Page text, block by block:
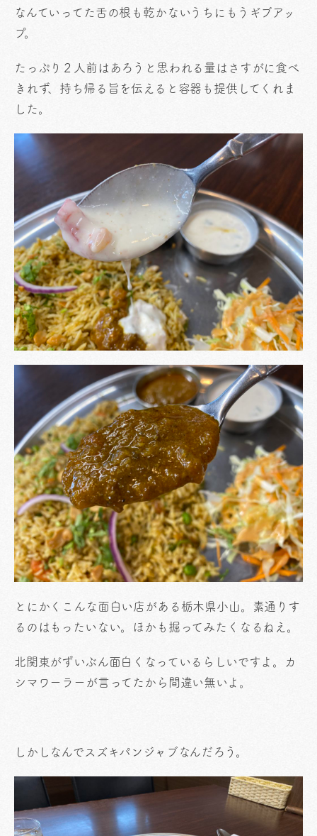
なんていってた舌の根も乾かないうちにもうギブアッ
プ。
たっぷり２人前はあろうと思われる量はさすがに食べ
きれず、持ち帰る旨を伝えると容器も提供してくれま
した。
とにかくこんな面白い店がある栃木県小山。素通りす
るのはもったいない。ほかも掘ってみたくなるねえ。
北関東がずいぶん面白くなっているらしいですよ。カ
シマワーラーが言ってたから間違い無いよ。
しかしなんでスズキパンジャブなんだろう。